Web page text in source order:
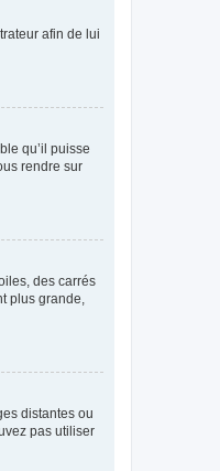
afin de lui
qu’il puisse
rendre sur
des carrés
plus grande,
distantes ou
pas utiliser